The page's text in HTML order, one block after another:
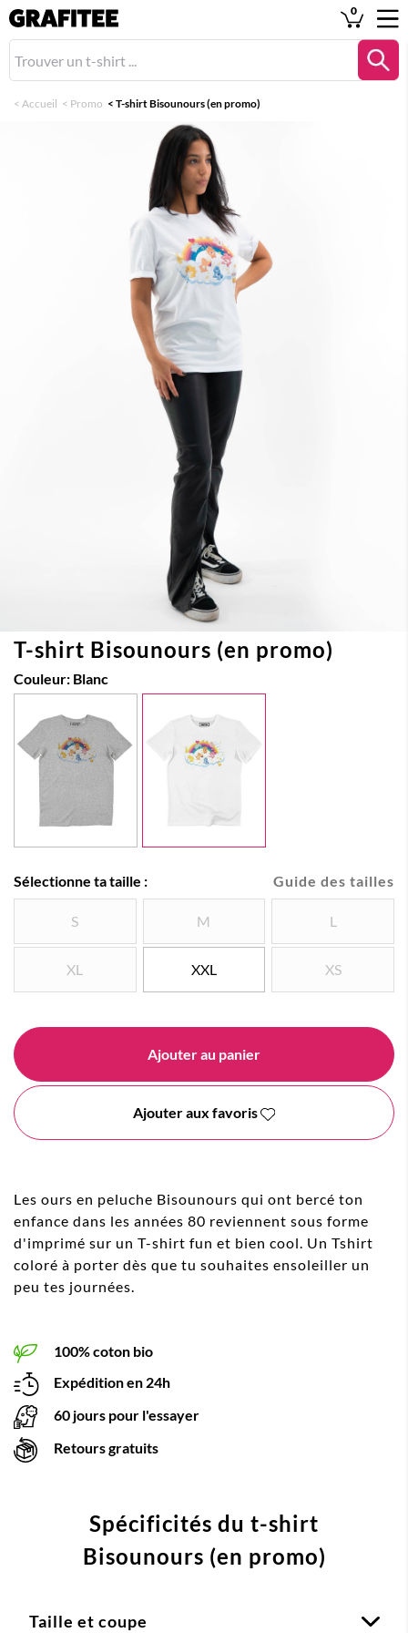
0
< Accueil < Promo < T-shirt Bisounours (en promo)
T-shirt Bisounours (en promo)
Couleur: Blanc
Guide des tailles
Sélectionne ta taille :
S M L
XL XXL XS
Ajouter au panier
Ajouter aux favoris
Les ours en peluche Bisounours qui ont bercé ton
enfance dans les années 80 reviennent sous forme
d'imprimé sur un T-shirt fun et bien cool. Un Tshirt
coloré à porter dès que tu souhaites ensoleiller un
peu tes journées.
100% coton bio
Expédition en 24h
60 jours pour l'essayer
Retours gratuits
Spécificités du t-shirt
Bisounours (en promo)
Taille et coupe